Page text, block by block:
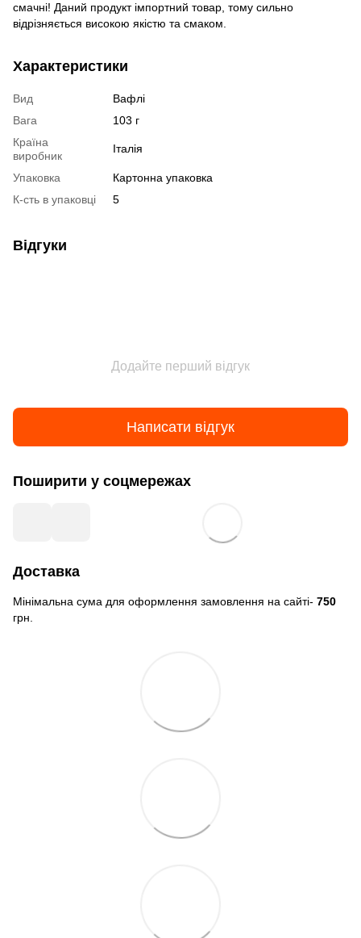
смачні! Даний продукт імпортний товар, тому сильно
відрізняється високою якістю та смаком.
Характеристики
Вид
Вафлі
Вага
103 г
Країна
виробник
Італія
Упаковка
Картонна упаковка
К-сть в упаковці
5
Відгуки
Додайте перший відгук
Написати відгук
Поширити у соцмережах
Доставка
Мінімальна сума для оформлення замовлення на сайті- 750
грн.